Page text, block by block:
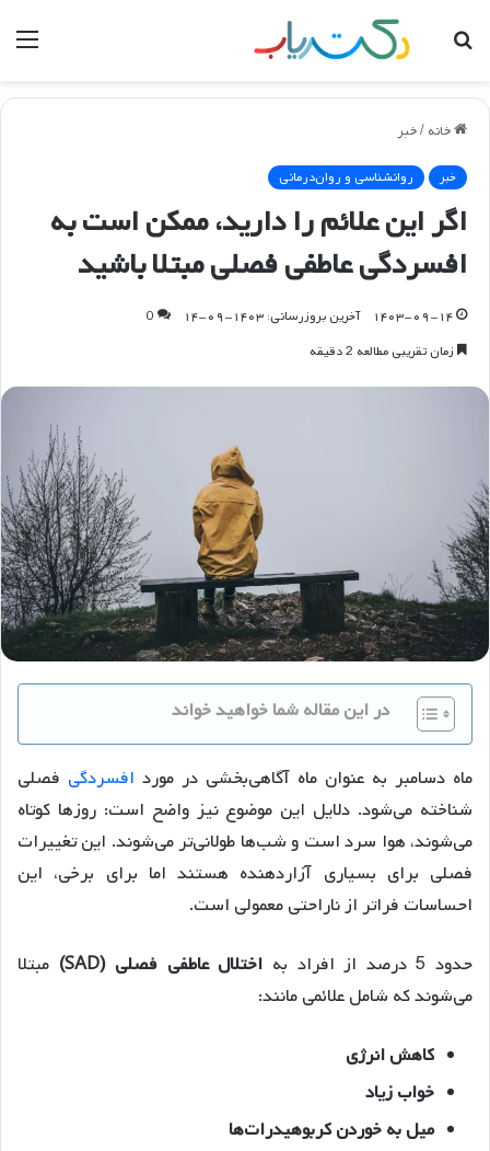
جستجو
خانه /خبر
خبر روانشناسی و روان‌درمانی
اگر این علائم را دارید، ممکن است به
افسردگی عاطفی فصلی مبتلا باشید
۱۴۰۳-۰۹-۱۴ آخرین بروزرسانی: ۱۴۰۳-۰۹-۱۴
0
زمان تقریبی مطالعه 2 دقیقه
در این مقاله شما خواهید خواند
ماه دسامبر به عنوان ماه آگاهی‌بخشی در مورد افسردگی فصلی
شناخته می‌شود. دلایل این موضوع نیز واضح است: روزها کوتاه
می‌شوند، هوا سرد است و شب‌ها طولانی‌تر می‌شوند. این تغییرات
فصلی برای بسیاری آزاردهنده هستند اما برای برخی، این
احساسات فراتر از ناراحتی معمولی است.
حدود 5 درصد از افراد به اختلال عاطفی فصلی (SAD)
مبتلا
می‌شوند که شامل علائمی مانند:
کاهش انرژی
خواب زیاد
میل به خوردن کربوهیدرات‌ها